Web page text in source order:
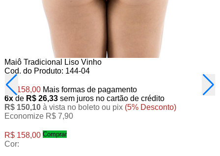
Maiô Tradicional Liso Vinho
Cod. do Produto: 144-04
R$ 158,00 Mais formas de pagamento
6xde R$ 26,33 sem juros no cartão de crédito
R$ 150,10 à vista no boleto ou pix (5% Desconto)
Economize R$ 7,90
R$ 158,00 Comprar
Cor: